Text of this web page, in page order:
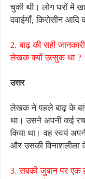
चुकी थी। लोग घरों में
दवाईयाँ, किरोसीन
2. बाढ़ की सही
लेखक क्यों उत्सुक था ?
उत्तर
लेखक ने पहले बाढ़ के
था। उसने अपनी कई
किया था। वह स्वयं
और उसकी विनाशलीला
3. सबकी जुबान पर एक